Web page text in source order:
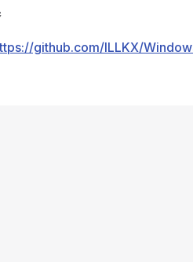
github.com/ILLKX/